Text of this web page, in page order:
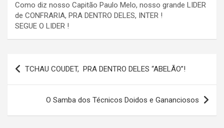
Como diz nosso Capitão Paulo Melo, nosso grande LIDER
de CONFRARIA, PRA DENTRO DELES, INTER !
SEGUE O LIDER !
Navegação
de
TCHAU COUDET, PRA DENTRO DELES “ABELÃO”!
O Samba dos Técnicos Doidos e Gananciosos